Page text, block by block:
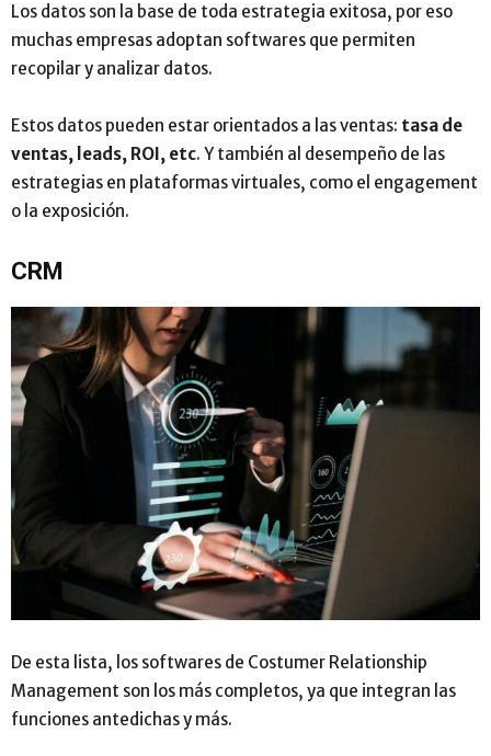
Los datos son la base de toda estrategia exitosa, por eso
muchas empresas adoptan softwares que permiten
recopilar y analizar datos.
Estos datos pueden estar orientados a las ventas: tasa de
ventas, leads, ROI, etc. Y también al desempeño de las
estrategias en plataformas virtuales, como el engagement
o la exposición.
CRM
De esta lista, los softwares de Costumer Relationship
Management son los más completos, ya que integran las
funciones antedichas y más.